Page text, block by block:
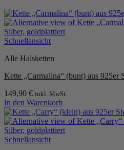
Schnellansicht
Alle Halsketten
Kette „Carmalina“ (bunt) aus 925er
149,90 € inkl. MwSt.
In den Warenkorb
Schnellansicht